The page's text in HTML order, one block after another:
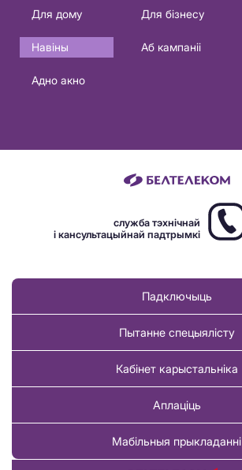
Основная
навигация
BE
Для дому Для бізнесу
Навіны
Аб кампаніі
Адно акно
служба тэхнічнай
і кансультацыйнай падтрымкі
Падключыць
Пытанне спецыялісту
Кабінет карыстальніка
Аплаціць
Мабільныя прыкладанні